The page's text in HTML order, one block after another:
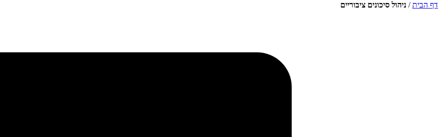
דף הבית/ ניהול סיכונים ציבוריים